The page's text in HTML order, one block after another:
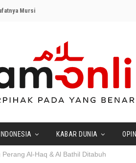
Mursi
INDONESIA KABAR DUNIA OPINI
Al-Haq & Al Bathil Ditabuh